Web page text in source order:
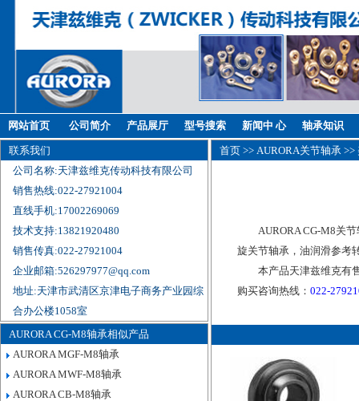
网站首页 公司简介 产品展厅 型号搜索 新闻中 心 轴承知识
联系我们
公司名称:天津兹维克传动科技有限公司
销售热线:022-27921004
直线手机:17002269069
技术支持:13821920480
销售传真:022-27921004
企业邮箱:526297977@qq.com
地址:天津市武清区京津电子商务产业园综
合办公楼1058室
AURORA CG-M8轴承相似产品
AURORA MGF-M8轴承
AURORA MWF-M8轴承
AURORA CB-M8轴承
首页 >> AURORA关节轴承 >>
AURORA CG-M8关
旋关节轴承，油润滑参考
本产品天津兹维克有
购买咨询热线：022-